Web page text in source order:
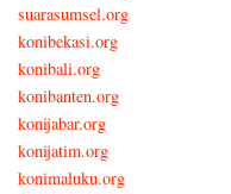
suarasumsel.org
konibekasi.org
konibali.org
konibanten.org
konijabar.org
konijatim.org
konimaluku.org